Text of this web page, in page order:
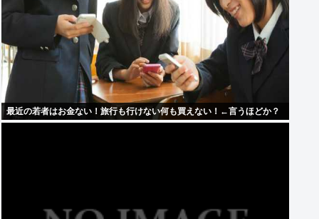
最近の若者はお金ない！旅行も行けない何も買えない！←言うほどか？